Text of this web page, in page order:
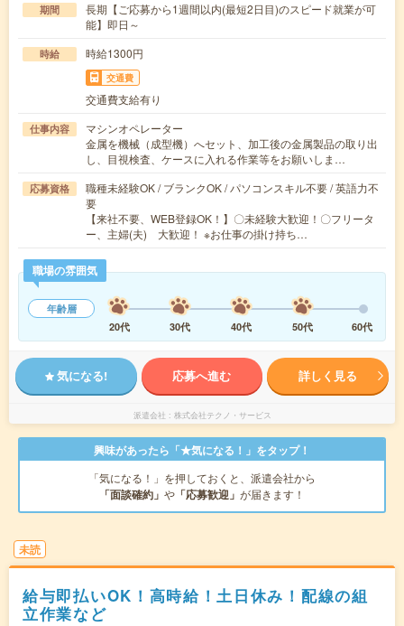
期間
長期【ご応募から1週間以内(最短2日目)のスピード就業が可
能】即日～
時給 時給1300円
交通費
交通費支給有り
仕事内容
マシンオペレーター
金属を機械（成型機）へセット、加工後の金属製品の取り出
し、目視検査、ケースに入れる作業等をお願いしま…
応募資格
職種未経験OK / ブランクOK / パソコンスキル不要 / 英語力不
要
【来社不要、WEB登録OK！】〇未経験大歓迎！〇フリータ
ー、主婦(夫) 大歓迎！ ※お仕事の掛け持ち…
職場の雰囲気
年齢層
20代
30代 40代 50代 60代
気になる! 応募へ進む 詳しく見る
派遣会社 株式会社テクノ・サービス
興味があったら「★気になる！」をタップ！
「気になる！」を押しておくと、派遣会社から
「面談確約」 や 「応募歓迎」 が届きます！
未読
給与即払いOK！高時給！土日休み！配線の組
立作業など